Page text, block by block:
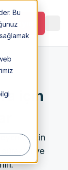
Bu
için
için
sürecini ve